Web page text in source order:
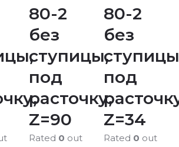
80-2
без
ступицы,
под
расточку,
Z=90
Rated 0 out
80-2
без
под
Z=34
Rated 0 out